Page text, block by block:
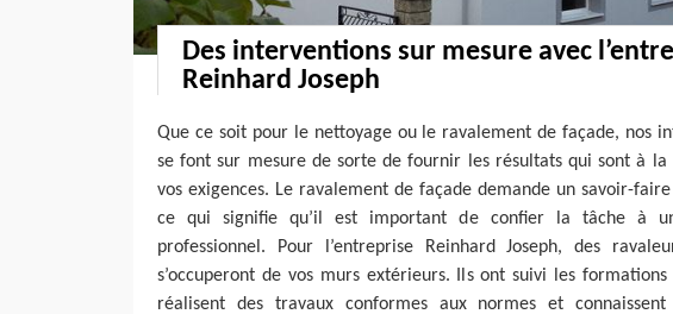
Des interventions sur mesure avec
Reinhard Joseph
Que ce soit pour le nettoyage ou le ravalement de façade, nos
se font sur mesure de sorte de fournir les résultats qui sont à la
vos exigences. Le ravalement de façade demande un savoir-
ce qui signifie qu’il est important de confier la tâche à
professionnel. Pour l’entreprise Reinhard Joseph, des
s’occuperont de vos murs extérieurs. Ils ont suivi les formations
réalisent des travaux conformes aux normes et